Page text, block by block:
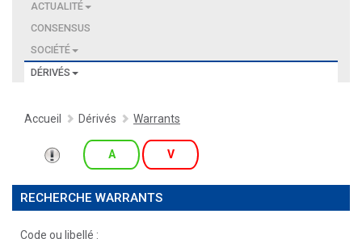
ACTUALITÉ
CONSENSUS
SOCIÉTÉ
DÉRIVÉS
Accueil Dérivés Warrants
A V
RECHERCHE WARRANTS
Code ou libellé :